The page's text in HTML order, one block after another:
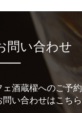
問い合わせ
酒蔵櫂へのご予約
い合わせはこちら